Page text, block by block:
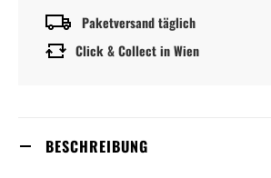
Paketversand täglich
Click & Collect in Wien
BESCHREIBUNG